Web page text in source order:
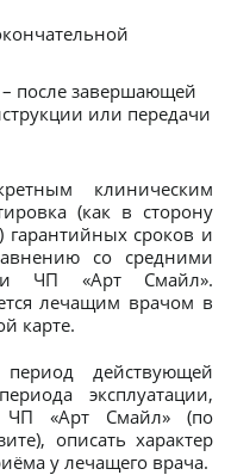
после завершающей
или передачи
клиническим
(как в сторону
сроков и
со средними
ЧП «Арт Смайл».
лечащим врачом в
карте.
действующей
эксплуатации,
ЧП «Арт Смайл» (по
описать характер
у лечащего врача.